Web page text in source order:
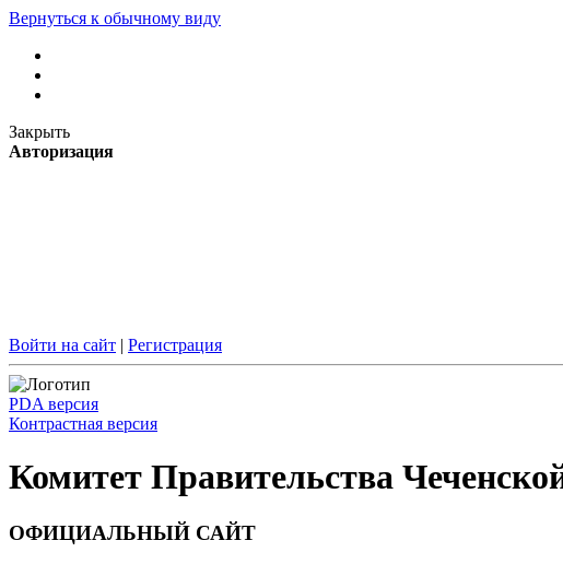
Вернуться к обычному виду
Закрыть
Авторизация
Войти на сайт | Регистрация
PDA версия
Контрастная версия
Комитет Правительства
ОФИЦИАЛЬНЫЙ САЙТ